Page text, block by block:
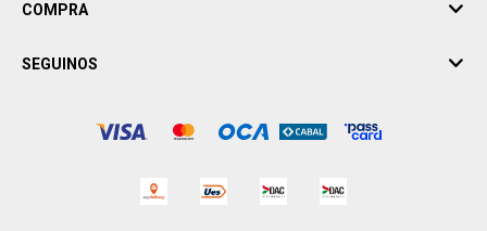
COMPRA
SEGUINOS